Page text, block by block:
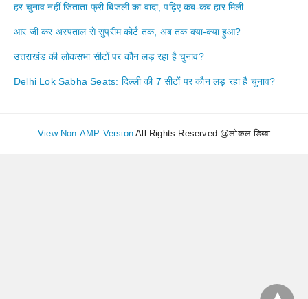
हर चुनाव नहीं जिताता फ्री बिजली का वादा, पढ़िए कब-कब हार मिली
आर जी कर अस्पताल से सुप्रीम कोर्ट तक, अब तक क्या-क्या हुआ?
उत्तराखंड की लोकसभा सीटों पर कौन लड़ रहा है चुनाव?
Delhi Lok Sabha Seats: दिल्ली की 7 सीटों पर कौन लड़ रहा है चुनाव?
View Non-AMP Version All Rights Reserved @लोकल डिब्बा